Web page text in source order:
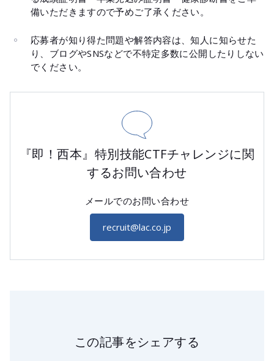
備いただきますので予めご了承ください。
応募者が知り得た問題や解答内容は、知人に知らせた
り、ブログやSNSなどで不特定多数に公開したりしない
でください。
『即！西本』特別技能CTFチャレンジに関
するお問い合わせ
メールでのお問い合わせ
recruit@lac.co.jp
この記事をシェアする